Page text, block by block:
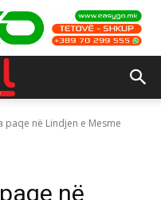
paqe në Lindjen e Mesme
në